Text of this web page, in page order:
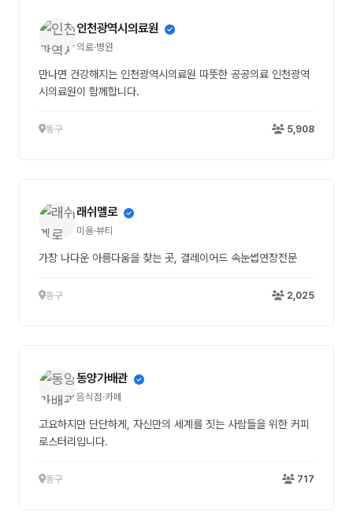
인천광역시의료원
의료·병원
만나면 건강해지는 인천광역시의료원 따뜻한 공공의료 인천광역
시의료원이 함께합니다.
동구 5,908
래쉬멜로
미용·뷰티
가장 나다운 아름다움을 찾는 곳, 결레이어드 속눈썹연장전문
동구 2,025
동양가배관
음식점·카페
고요하지만 단단하게, 자신만의 세계를 짓는 사람들을 위한 커피
로스터리입니다.
동구 717